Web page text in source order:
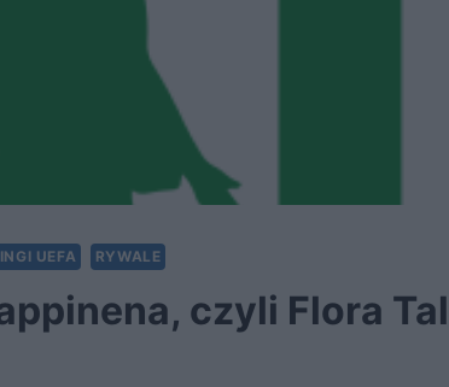
UEFA RYWALE
czyli Flora